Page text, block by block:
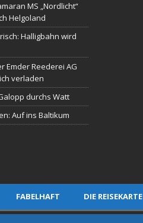
MS „Nordlicht“
Helgoland
Halligbahn wird
Emder Reederei AG
verladen
durchs Watt
Auf ins Baltikum
FABELHAFT DIE REISEKARTE